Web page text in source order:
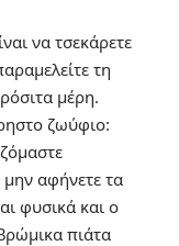
να τσεκάρετε
τη
μέρη.
ζωύφιο:
αφήνετε τα
φυσικά και ο
πιάτα